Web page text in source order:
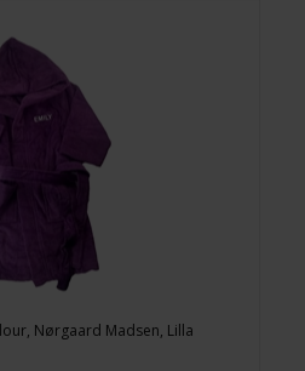
Nørgaard Madsen, Lilla